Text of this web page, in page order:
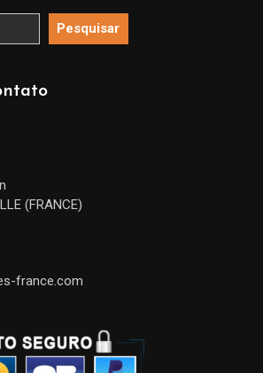
Pesquisar
(FRANCE)
france.com